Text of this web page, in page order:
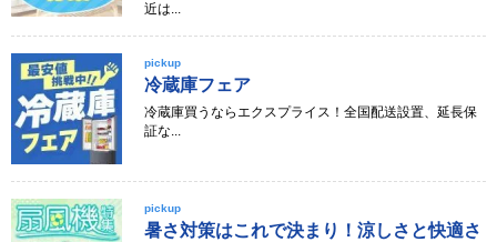
近は...
pickup
冷蔵庫フェア
冷蔵庫買うならエクスプライス！全国配送設置、延長保
証な...
pickup
暑さ対策はこれで決まり！涼しさと快適さ